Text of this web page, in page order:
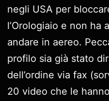
negli USA per
l’Orologiaio e non ha
andare in aereo.
profilo sia già stato
dell’ordine via fax
20 video che le